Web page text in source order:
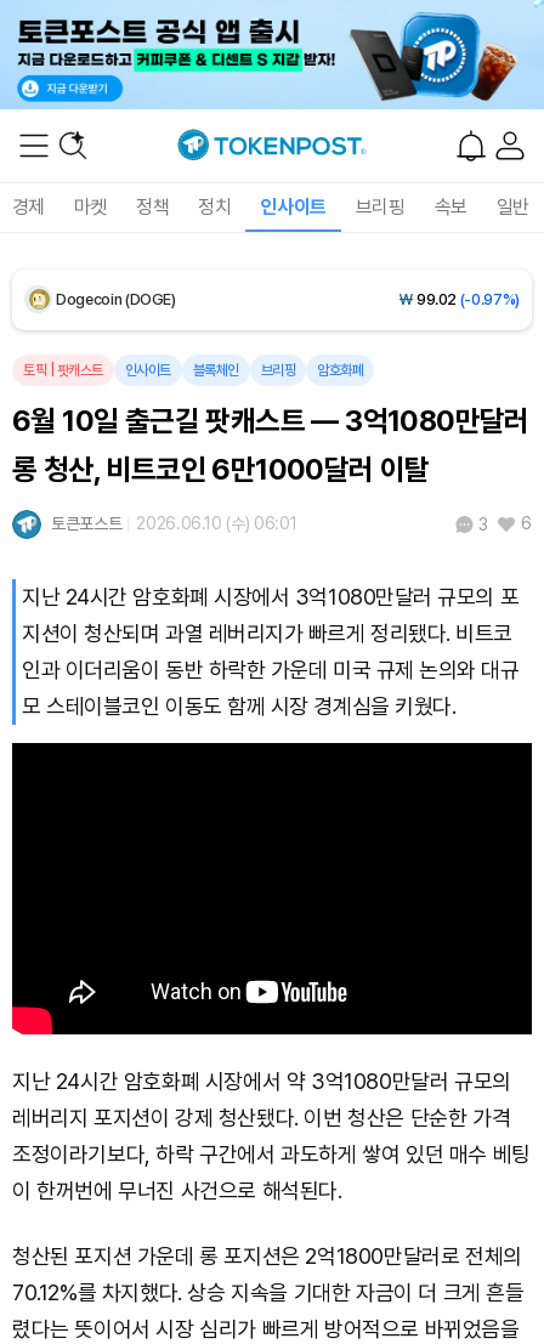
경제 마켓 정책 정치 인사이트 브리핑 속보 일반
Solana (SOL) ₩107,994(+0.92%)
Bitcoin (BTC) 91,734,940 (+0.05%)
토픽 팟캐스트 인사이트 블록체인 브리핑 암호화폐
6월 10일 출근길 팟캐스트 — 3억1080만달러
롱 청산, 비트코인 6만1000달러 이탈
토큰포스트 2026.06.10 (수) 06:01 3 6
지난 24시간 암호화폐 시장에서 3억1080만달러 규모의 포
지션이 청산되며 과열 레버리지가 빠르게 정리됐다. 비트코
인과 이더리움이 동반 하락한 가운데 미국 규제 논의와 대규
모 스테이블코인 이동도 함께 시장 경계심을 키웠다.
지난 24시간 암호화폐 시장에서 약 3억1080만달러 규모의
레버리지 포지션이 강제 청산됐다. 이번 청산은 단순한 가격
조정이라기보다, 하락 구간에서 과도하게 쌓여 있던 매수 베팅
이 한꺼번에 무너진 사건으로 해석된다.
청산된 포지션 가운데 롱 포지션은 2억1800만달러로 전체의
70.12%를 차지했다. 상승 지속을 기대한 자금이 더 크게 흔들
렸다는 뜻이어서 시장 심리가 빠르게 방어적으로 바뀌었음을